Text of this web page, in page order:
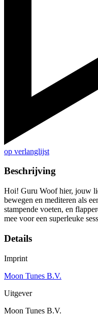
op verlanglijst
Beschrijving
Hoi! Guru Woof hier, jouw
bewegen en mediteren als
stampende voeten, en
mee voor een superleuke
Details
Imprint
Moon Tunes B.V.
Uitgever
Moon Tunes B.V.